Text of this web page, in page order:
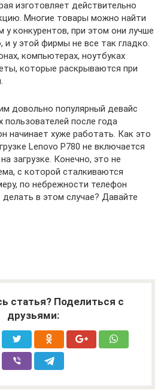
изготовляет действительно
Многие товары можно найти
у конкурентов, при этом они лучше
и у этой фирмы не все так гладко.
компьютерах, ноутбуках
которые раскрываются при
довольно популярный девайс
пользователей после года
начинает хуже работать. Как это
Lenovo P780 не включается
загрузке. Конечно, это не
с которой сталкиваются
по небрежности телефон
в этом случае? Давайте
статья? Поделиться с
друзьями: